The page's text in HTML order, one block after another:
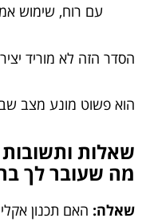
עם רוח, שימוש
הסדר הזה לא מוריד
הוא פשוט מונע מצב
שאלות
מה שעובר לך
שאלה: האם תכנון